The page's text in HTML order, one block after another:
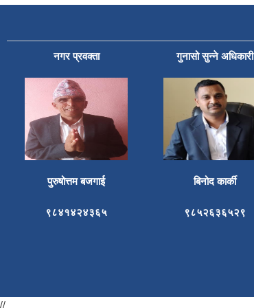
नगर प्रवक्ता गुनासो सुन्ने अधिकारी
पुरुषोत्तम बजगाई बिनोद कार्की
९८४१४२४३६५ ९८५२६३६५२९
//